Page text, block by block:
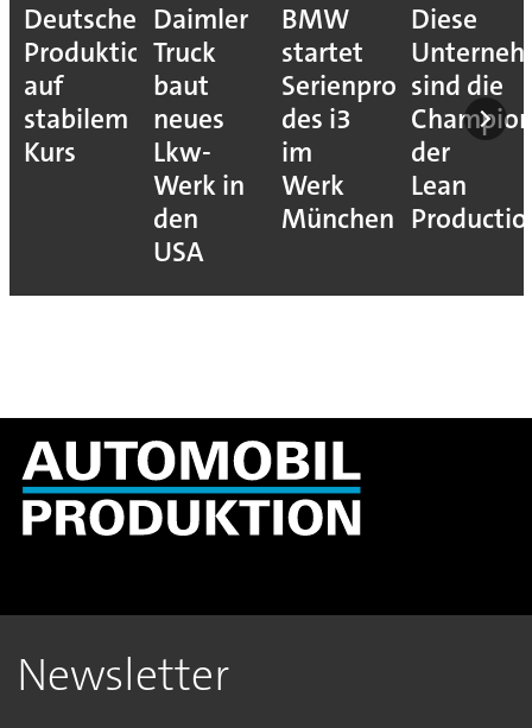
Deutsche
Produktion
auf
stabilem
Kurs
Daimler
Truck
baut
neues
Lkw-
Werk in
den
USA
BMW
startet
Serienproduktion
des i3
im
Werk
München
Diese
sind die
der
Lean
Newsletter